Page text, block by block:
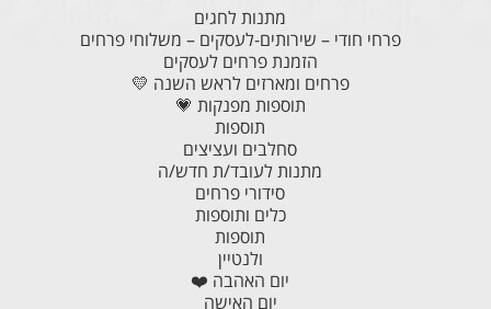
מתנות לחגים
פרחי חודי – שירותים-לעסקים – משלוחי פרחים
הזמנת פרחים לעסקים
פרחים ומארזים לראש השנה 💛
תוספות מפנקות 💗
תוספות
סחלבים ועציצים
מתנות לעובד/ת חדש/ה
סידורי פרחים
כלים ותוספות
תוספות
ולנטיין
יום האהבה ❤️
יום האישה